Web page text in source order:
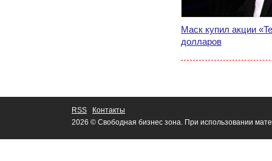
Маск купил акции
долларов
RSS
Контакты
2026 © Свободная бизнес зона. При использовании